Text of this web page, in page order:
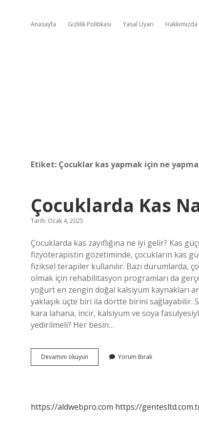
Anasayfa Gizlilik Politikası Yasal Uyarı Hakkımızda
Etiket: Çocuklar kas yapmak için ne
Çocuklarda Kas
Tarih: Ocak 4, 2025
Çocuklarda kas zayıflığına ne iyi gelir? Kas
fizyoterapistin gözetiminde, çocukların kas
fiziksel terapiler kullanılır. Bazı durumlarda,
olmak için rehabilitasyon programları da
yoğurt en zengin doğal kalsiyum kaynakları
yaklaşık üçte biri ila dörtte birini sağlayabilir.
kara lahana, incir, kalsiyum ve soya
yedirilmeli? Her besin…
Devamını okuyun Çocuklarda
Kas
Yorum Bırak
https://aldwebpro.com https://